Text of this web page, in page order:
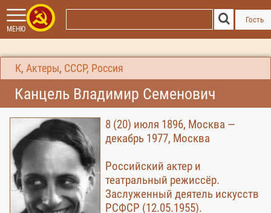
МЕНЮ
Гость
К, Актеры, СССР, Россия
Канцель Владимир Семенович
8 (20) июля 1896, Москва —
декабрь 1977, Москва
Российский актер и
театральный режиссёр.
Заслуженный деятель искусств
РСФСР (12.05.1955).